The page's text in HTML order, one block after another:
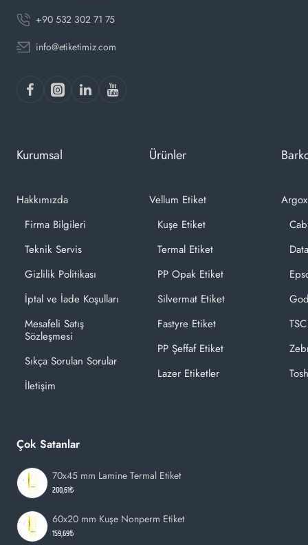
+90 532 302 71 75
info@etiketimiz.com
Kurumsal
Hakkımızda
Firma Bilgileri
Teknik Servis
Gizlilik Politikası
İptal ve İade Koşulları
Mesafeli Satış
Sözleşmesi
Sıkça Sorulan Sorular
İletişim
Ürünler
Vellum Etiket
Kuşe Etiket
Termal Etiket
PP Opak Etiket
Silvermat Etiket
Fastyre Etiket
PP Şeffaf Etiket
Lazer Etiketler
Çok Satanlar
70x45 mm Lamine Termal Etiket
200,61₺
60x20 mm Kuşe Nonperm Etiket
159,69₺